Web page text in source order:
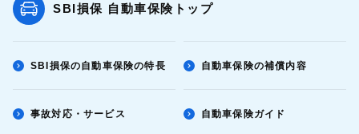
SBI損保 自動車保険トップ
SBI損保の自動車保険の特長 自動車保険の補償内容
事故対応・サービス 自動車保険ガイド